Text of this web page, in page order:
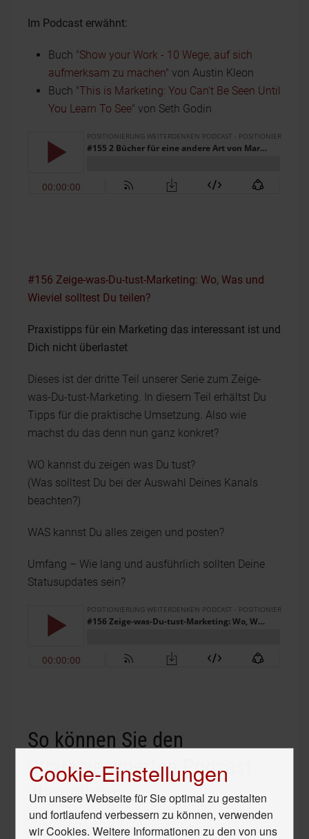
Im Podcast erwähnt:
Buch "Show your Work - 10 Wege, auf sich
aufmerksam zu machen" von Austin Kleon
Buch "This is Marketing: You Can't Be Seen Until
You Learn To See" von Seth Godin
#156 Zeige-was-Du-tust-Marketing: Wo, Was und
Wieviel solltest Du teilen?
Praxistipps für ein Marketing das interessant ist und
Dich nicht überlastet
Dieses ist der dritte Teil unserer Serie zum Zeige-
was-Du-tust-Marketing. In diesem Teil erhältst Du
Tipps für die praktische Umsetzung. Also wie
machst du das denn nun ganz konkret?
WO kannst du zeigen was Du tust?
(Was solltest Du bei der Auswahl Deines Kanals
beachten?)
WAS kannst Du alles zeigen und posten?
Umfang – Wie lang und ausführlich sollten Deine
Statusupdates sein?
So können Sie den
Strategieexperten-Podcast
abonnieren
Itunes:https://itunes.apple.com/de/podcast/die-
Cookie-Einstellungen
Um unsere Webseite für Sie optimal zu gestalten
und fortlaufend verbessern zu können, verwenden
wir Cookies. Weitere Informationen zu den von uns